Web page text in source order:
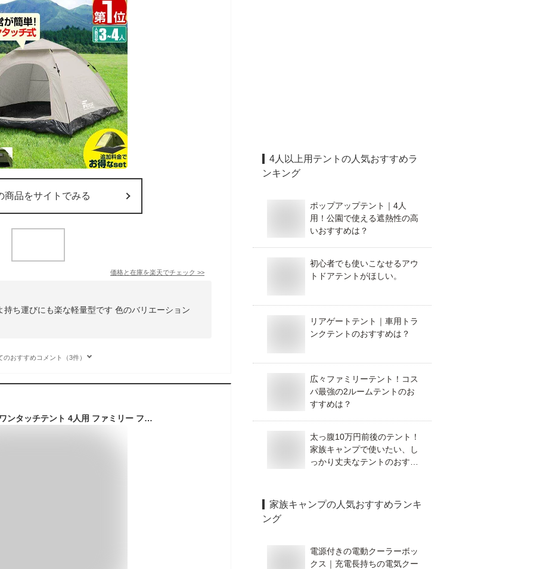
商品をサイトでみる
価格と在庫を楽天でチェック >>
ち運びにも楽な軽量型です 色のバリエーション
のおすすめコメント（3件）
テント サイズアップ ワンタッチテント 4人用 ファミリー フルクローズ ポップアップテント キャンプ用品 シート アウトドア 防災 防災グッズ セット 傘 簡易テント 軽量 ドームテント日よけ 雨よけ キャンプ 夏フェス rrizaA
4人以上用テント の人気おすすめラ
ンキング
ポップアップテント｜4人
用！公園で使える遮熱性の高
いおすすめは？
初心者でも使いこなせるアウ
トドアテントがほしい。
リアゲートテント｜車用トラ
ンクテントのおすすめは？
広々ファミリーテント！コス
パ最強の2ルームテントのお
すすめは？
太っ腹10万円前後のテント！
家族キャンプで使いたい、し
っかり丈夫なテントのおすす
家族キャンプの人気おすすめランキ
ング
電源付きの電動クーラーボッ
クス｜充電長持ちの電気クー